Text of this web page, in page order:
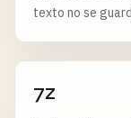
texto no se
7z